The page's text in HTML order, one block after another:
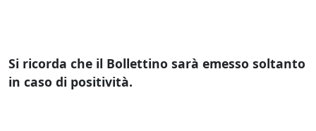
Si ricorda che il Bollettino sarà emesso soltanto
in caso di positività.